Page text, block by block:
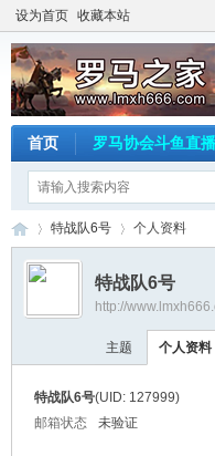
设为首页 收藏本站
首页 罗马协会斗鱼直
›
特战队6号 个人资料
特战队6号
http://
主题 个人资料
特战队6号(UID: 127999)
邮箱状态
未验证